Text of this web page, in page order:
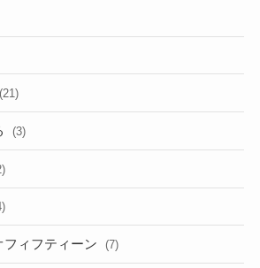
(21)
(3)
フィフティーン (7)